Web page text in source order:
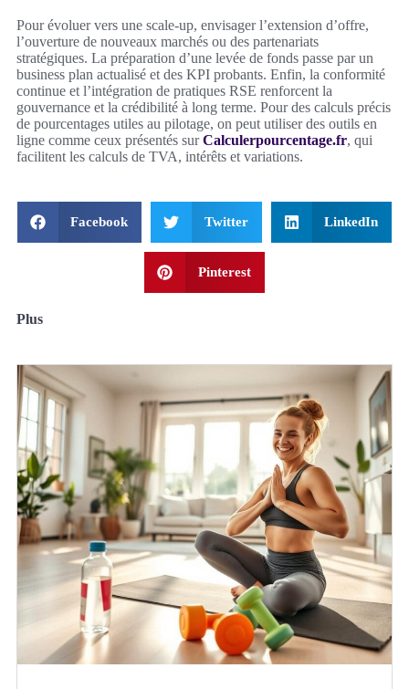
Pour évoluer vers une scale-up, envisager l’extension d’offre,
l’ouverture de nouveaux marchés ou des partenariats
stratégiques. La préparation d’une levée de fonds passe par un
business plan actualisé et des KPI probants. Enfin, la conformité
continue et l’intégration de pratiques RSE renforcent la
gouvernance et la crédibilité à long terme. Pour des calculs précis
de pourcentages utiles au pilotage, on peut utiliser des outils en
ligne comme ceux présentés surCalculerpourcentage.fr, qui
facilitent les calculs de TVA, intérêts et variations.
Facebook Twitter LinkedIn
Pinterest
Plus